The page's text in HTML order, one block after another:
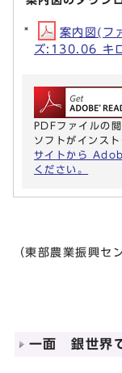
案内図(
ズ:130.06 キ
PDFファイルの
ソフトがインス
サイトから
ください。
（東部農業振興セ
一面 銀世界